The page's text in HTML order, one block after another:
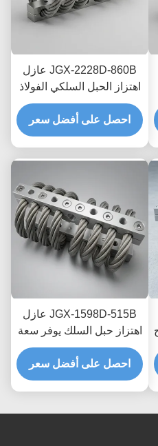
JGX-2228D-860B عازل
اهتزاز الحبل السلكي الفولاذ
المقاوم للصدأ حياة طويلة
الصناعية مستمع الصدمات
احصل على أفضل سعر
JGX-1598D-515B عازل
اهتزاز حبل السلك يوفر سعة
تحميل قابلة للتطوير وعزل
الضوضاء المنقولة بالهيكل
احصل على أفضل سعر